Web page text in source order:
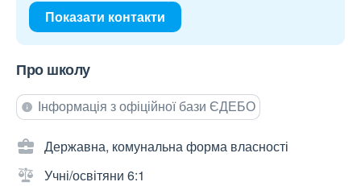
Показати контакти
Про школу
Інформація з офіційної бази ЄДЕБО
Державна, комунальна форма власності
Учні/освітяни 6:1